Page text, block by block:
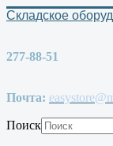
Складское
277-88-51
Почта:
Поиск